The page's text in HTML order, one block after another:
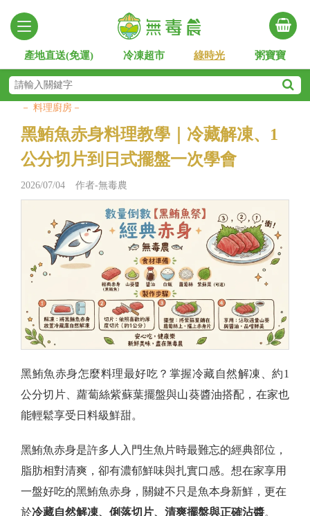
產地直送(免運) 冷凍超市 綠時光 粥寶寶
－ 料理廚房－
黑鮪魚赤身料理教學｜冷藏解凍、1
公分切片到日式擺盤一次學會
2026/07/04 作者-無毒農
黑鮪魚赤身怎麼料理最好吃？掌握冷藏自然解凍、約1
公分切片、蘿蔔絲紫蘇葉擺盤與山葵醬油搭配，在家也
能輕鬆享受日料級鮮甜。
黑鮪魚赤身是許多人入門生魚片時最難忘的經典部位，
脂肪相對清爽，卻有濃郁鮮味與扎實口感。想在家享用
一盤好吃的黑鮪魚赤身，關鍵不只是魚本身新鮮，更在
於冷藏自然解凍、俐落切片、清爽擺盤與正確沾醬。